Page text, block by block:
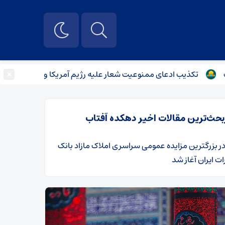
ادعای ممنوعیت شعار علیه رژیم آمریکا و آتش‌زدن پرچم در
مقالات اخیر دهکده آفتاب
​بزرگترین مزایده عمومی سراسری املاک مازاد بانک
ایران آغاز شد